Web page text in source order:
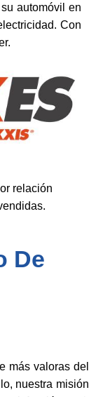
automóvil en
Con
relación
De
más valoras del
nuestra misión